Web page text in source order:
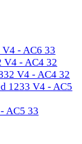
- AC6 33
V4 - AC4 32
V4 - AC4 32
1233 V4 - AC5
AC5 33